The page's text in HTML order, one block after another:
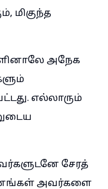
மிகுந்த
அநேக
எல்லாரும்
சேரத்
அவர்களை